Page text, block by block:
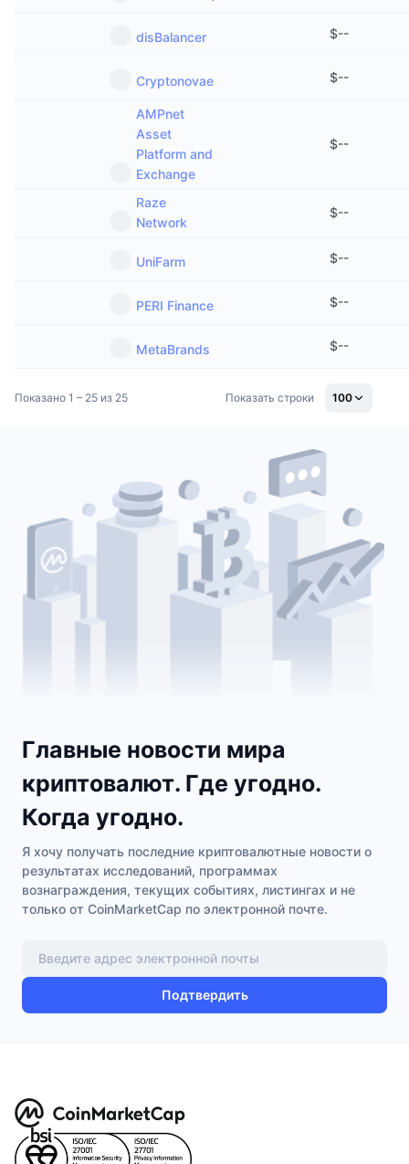
Ставки финансирования
Изучайте и зарабатывайте
Календарь ICO
Календарь мероприятий
disBalancer $--
Cryptonovae $--
AMPnet
Asset
Platform and
Exchange
$--
Raze
Network
$--
UniFarm $--
PERI Finance $--
MetaBrands $--
Показано 1 – 25 из 25 Показать строки 100
Главные новости мира
криптовалют. Где угодно.
Когда угодно.
Я хочу получать последние криптовалютные новости о
результатах исследований, программах
вознаграждения, текущих событиях, листингах и не
только от CoinMarketCap по электронной почте.
Подтвердить